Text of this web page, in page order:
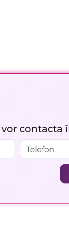
contacta